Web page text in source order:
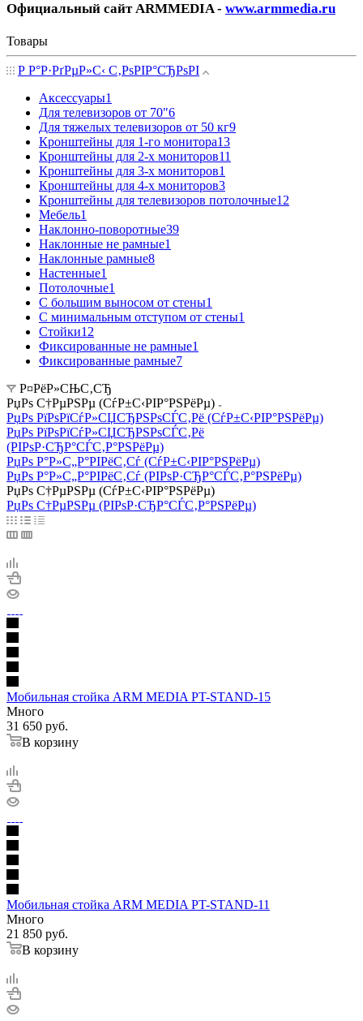
Официальный сайт ARMMEDIA - www.armmedia.ru
Товары
Р Р°Р·РґРµР»С‹ С‚РѕРІР°СЂРѕРІ
Аксессуары1
Для телевизоров от 70"6
Для тяжелых телевизоров от 50 кг9
Кронштейны для 1-го монитора13
Кронштейны для 2-х мониторов11
Кронштейны для 3-х мониторов1
Кронштейны для 4-х мониторов3
Кронштейны для телевизоров потолочные12
Мебель1
Наклонно-поворотные39
Наклонные не рамные1
Наклонные рамные8
Настенные1
Потолочные1
С большим выносом от стены1
С минимальным отступом от стены1
Стойки12
Фиксированные не рамные1
Фиксированные рамные7
Р¤РёР»СЊС‚СЂ
РџРѕ С†РµРЅРµ (СѓР±С‹РІР°РЅРёРµ)
РџРѕ РїРѕРїСѓР»СЏСЂРЅРѕСЃС‚Рё (СѓР±С‹РІР°РЅРёРµ)
РџРѕ РїРѕРїСѓР»СЏСЂРЅРѕСЃС‚Рё
(РІРѕР·СЂР°СЃС‚Р°РЅРёРµ)
РџРѕ Р°Р»С„Р°РІРёС‚Сѓ (СѓР±С‹РІР°РЅРёРµ)
РџРѕ Р°Р»С„Р°РІРёС‚Сѓ (РІРѕР·СЂР°СЃС‚Р°РЅРёРµ)
РџРѕ С†РµРЅРµ (СѓР±С‹РІР°РЅРёРµ)
РџРѕ С†РµРЅРµ (РІРѕР·СЂР°СЃС‚Р°РЅРёРµ)
Мобильная стойка ARM MEDIA PT-STAND-15
Много
31 650 руб.
В корзину
Мобильная стойка ARM MEDIA PT-STAND-11
Много
21 850 руб.
В корзину